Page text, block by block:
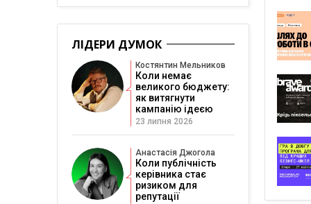
ЛІДЕРИ ДУМОК
Костянтин Мельников
Коли немає
великого бюджету:
як витягнути
кампанію ідеєю
23 липня 2026
Анастасія Джогола
Коли публічність
керівника стає
ризиком для
репутації